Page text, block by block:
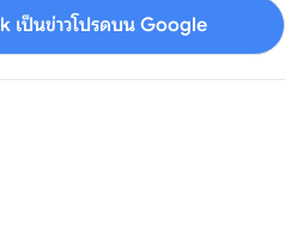
เป็นข่าวโปรดบน Google